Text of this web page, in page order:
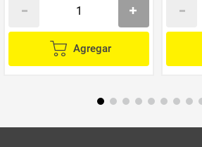
**INFORMACION IMPORTANTE
referencial para que puedas ver los
mismo tiempo es la opción 1
dejamos la aclaración para que lo
llegara en otro color.
NOTA : La foto de este producto ha sido
Observaciones De Garantía: 1
daños ocasionados por mal uso o por
Agregar